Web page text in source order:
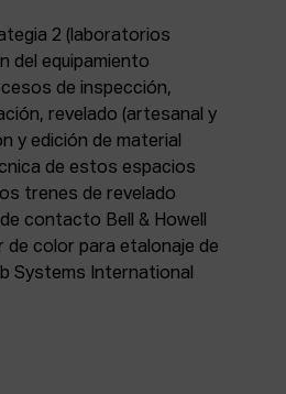
2 (laboratorios
del equipamiento
de inspección,
revelado (artesanal y
y edición de material
de estos espacios
trenes de revelado
contacto Bell & Howell
de color para etalonaje de
Systems International